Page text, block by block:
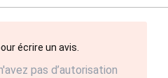
écrire un avis.
pas d’autorisation